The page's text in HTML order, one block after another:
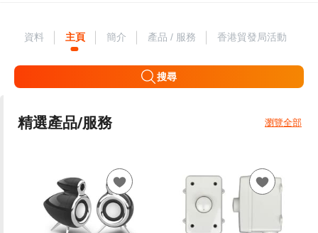
資料 主頁 簡介 產品 / 服務 香港貿發局活動
搜尋
精選產品/服務 瀏覽全部